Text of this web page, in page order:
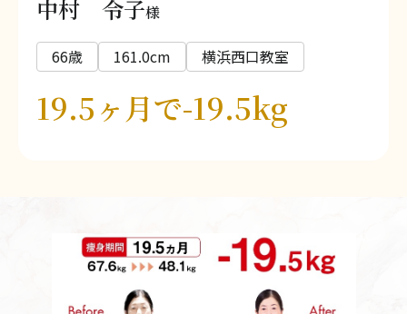
中村 令子様
66歳 161.0cm 横浜西口教室
19.5ヶ月で-19.5kg